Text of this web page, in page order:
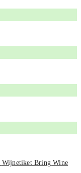
Wijnetiket Bring Wine